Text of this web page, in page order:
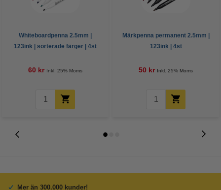
Whiteboardpenna 2.5mm |
123ink | sorterade färger | 4st
60 kr Inkl. 25% Moms
Märkpenna permanent 2.5mm |
123ink | 4st
50 kr Inkl. 25% Moms
Mer än 300.000 kunder!